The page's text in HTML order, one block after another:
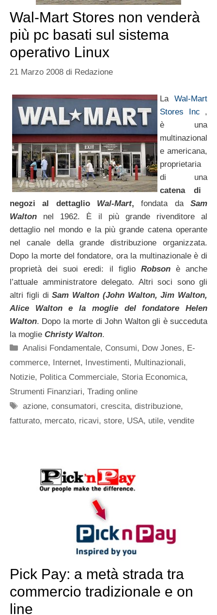
Wal-Mart Stores non venderà
più pc basati sul sistema
operativo Linux
21 Marzo 2008 di Redazione
La Wal-Mart
Stores Inc ,
è una
multinazional
e americana,
proprietaria
di una
catena di
negozi al dettaglioWal-Mart, fondata daSam
Walton nel 1962. È il più grande rivenditore al
dettaglio nel mondo e la più grande catena operante
nel canale della grande distribuzione organizzata.
Dopo la morte del fondatore, ora la multinazionale è di
proprietà dei suoi eredi: il figlio Robsonè anche
l’attuale amministratore delegato. Altri soci sono gli
altri figli diSam Walton (John Walton, Jim Walton,
Alice Walton e la moglie del fondatore Helen
Walton. Dopo la morte di John Walton gli è succeduta
la moglie Christy Walton.
Categorie
Analisi Fondamentale, Consumi, Dow Jones, E-
commerce, Internet, Investimenti, Multinazionali,
Notizie, Politica Commerciale, Storia Economica,
Strumenti Finanziari, Trading online
Tag
azione,consumatori,crescita,distribuzione,
fatturato, mercato, ricavi, store, USA, utile, vendite
Pick Pay: a metà strada tra
commercio tradizionale e on
line